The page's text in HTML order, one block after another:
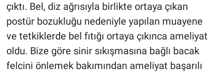
çıktı. Bel, diz ağrısıyla birlikte ortaya çıkan
postür bozukluğu nedeniyle yapılan muayene
ve tetkiklerde bel fıtığı ortaya çıkınca ameliyat
oldu. Bize göre sinir sıkışmasına bağlı bacak
felcini önlemek bakımından ameliyat başarılı